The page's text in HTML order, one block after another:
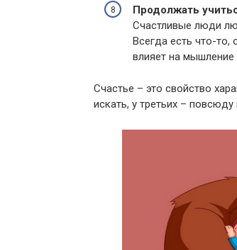
Продолжать
Счастливые люди
Всегда есть что-
влияет на
Счастье – это свойство
искать, у третьих –